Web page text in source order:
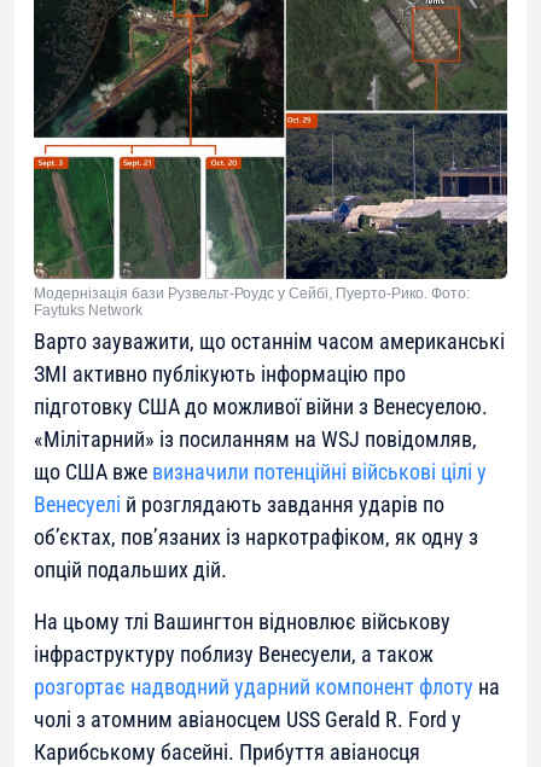
Модернізація бази Рузвельт-Роудс у Сейбі, Пуерто-Рико. Фото:
Faytuks Network
Варто зауважити, що останнім часом американські
ЗМІ активно публікують інформацію про
підготовку США до можливої війни з Венесуелою.
«Мілітарний» із посиланням на WSJ повідомляв,
що США вже визначили потенційні військові цілі у
Венесуелі й розглядають завдання ударів по
об’єктах, пов’язаних із наркотрафіком, як одну з
опцій подальших дій.
На цьому тлі Вашингтон відновлює військову
інфраструктуру поблизу Венесуели, а також
розгортає надводний ударний компонент флоту на
чолі з атомним авіаносцем USS Gerald R. Ford у
Карибському басейні. Прибуття авіаносця